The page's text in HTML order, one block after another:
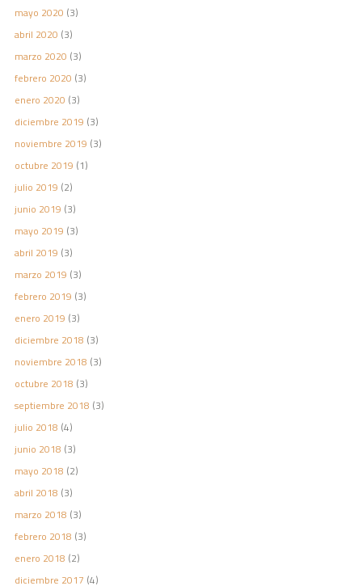
mayo 2020 (3)
abril 2020 (3)
marzo 2020 (3)
febrero 2020 (3)
enero 2020 (3)
diciembre 2019 (3)
noviembre 2019 (3)
octubre 2019 (1)
julio 2019 (2)
junio 2019 (3)
mayo 2019 (3)
abril 2019 (3)
marzo 2019 (3)
febrero 2019 (3)
enero 2019 (3)
diciembre 2018 (3)
noviembre 2018 (3)
octubre 2018 (3)
septiembre 2018 (3)
julio 2018 (4)
junio 2018 (3)
mayo 2018 (2)
abril 2018 (3)
marzo 2018 (3)
febrero 2018 (3)
enero 2018 (2)
diciembre 2017 (4)